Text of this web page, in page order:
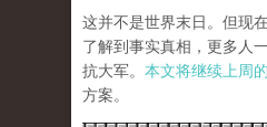
这并不是世界末日。但现
了解到事实真相，更多人
抗大军。 本文将继续上周
方案。